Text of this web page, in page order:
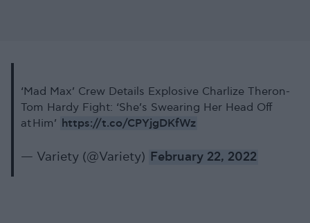
‘Mad Max’ Crew Details Explosive Charlize Theron-
Tom Hardy Fight: ‘She’s Swearing Her Head Off
at Him’ https://t.co/CPYjgDKfWz
— Variety (@Variety) February 22, 2022